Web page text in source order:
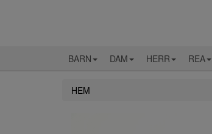
BARN DAM HERR REA
HEM